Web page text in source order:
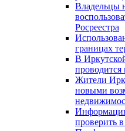
Владельцы
Росреестра
границах
В
проводится
Жители
новыми
проверить